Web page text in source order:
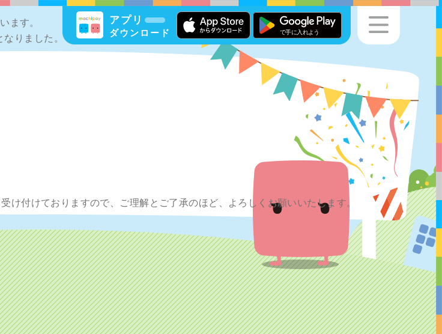
アプリ
ダウンロード
ます。
なりました。
付けておりますので、ご理解とご了承のほど、よろしくお願いいたします。